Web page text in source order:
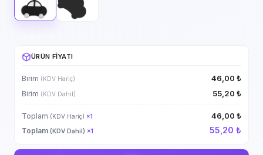
ÜRÜN FIYATI
Birim (KDV Hariç) 46,00 ₺
Birim (KDV Dahil) 55,20 ₺
Toplam (KDV Hariç) ×1 46,00 ₺
Toplam (KDV Dahil) ×1 55,20 ₺